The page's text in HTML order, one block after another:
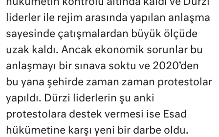
hükümetin kontrolü altında kaldı ve Dürzi
liderler ile rejim arasında yapılan anlaşma
sayesinde çatışmalardan büyük ölçüde
uzak kaldı. Ancak ekonomik sorunlar bu
anlaşmayı bir sınava soktu ve 2020’den
bu yana şehirde zaman zaman protestolar
yapıldı. Dürzi liderlerin şu anki
protestolara destek vermesi ise Esad
hükümetine karşı yeni bir darbe oldu.